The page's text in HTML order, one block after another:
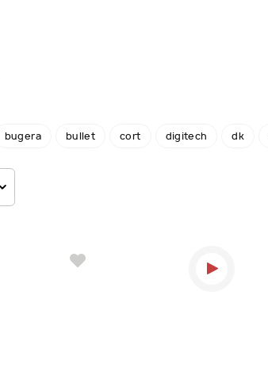
bugera bullet cort digitech dk